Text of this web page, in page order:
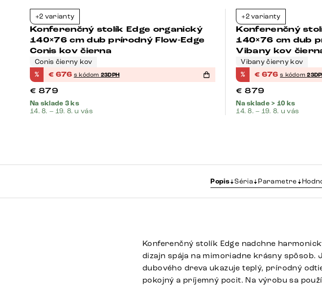
+2 varianty
Konferenčný stolík Edge organický
140×76 cm dub prírodný Flow-Edge
Conis kov čierna
Conis čierny kov
% € 676 s kódom 23DPH
€ 879
Na sklade 3 ks
14. 8. – 19. 8. u vás
+2 varianty
Konferenčný
140×76 cm dub
Vibany kov
Vibany čierny kov
% € 676 s kódom
€ 879
Na sklade > 10 ks
14. 8. – 19. 8. u vás
Popis Séria Parametre
Konferenčný stolík Edge nadchne
dizajn spája na mimoriadne krásny spôsob.
dubového dreva ukazuje teplý, prírodný
pokojný a príjemný pocit. Na výrobu sa